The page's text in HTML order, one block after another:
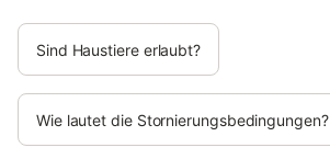
Sind Haustiere erlaubt?
Wie lautet die Stornierungsbedingungen?